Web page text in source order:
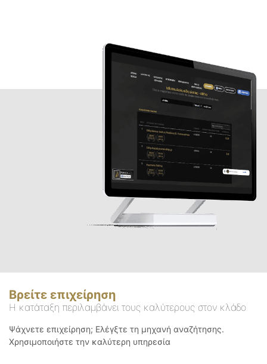
Βρείτε επιχείρηση
Η κατάταξη περιλαμβάνει τους καλύτερους στον κλάδο
Ψάχνετε επιχείρηση; Ελέγξτε τη μηχανή αναζήτησης.
Χρησιμοποιήστε την καλύτερη υπηρεσία